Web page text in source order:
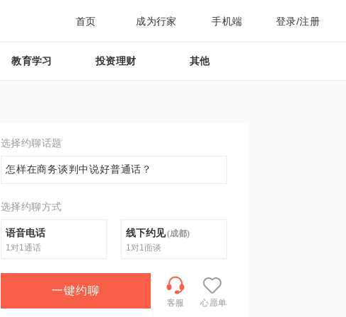
首页 成为行家 手机端 登录/注册
教育学习 投资理财 其他
选择约聊话题
怎样在商务谈判中说好普通话？
选择约聊方式
语音电话
1对1通话
线下约见(成都)
1对1面谈
一键约聊
客服 心愿单